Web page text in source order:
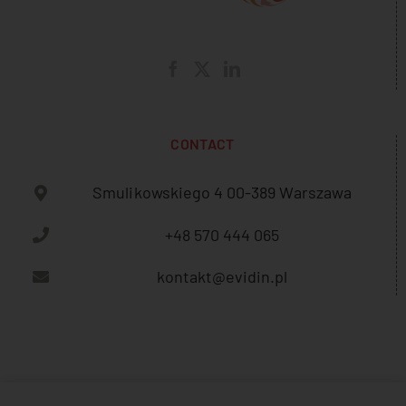
CONTACT
Smulikowskiego 4 00-389 Warszawa
+48 570 444 065
kontakt@evidin.pl